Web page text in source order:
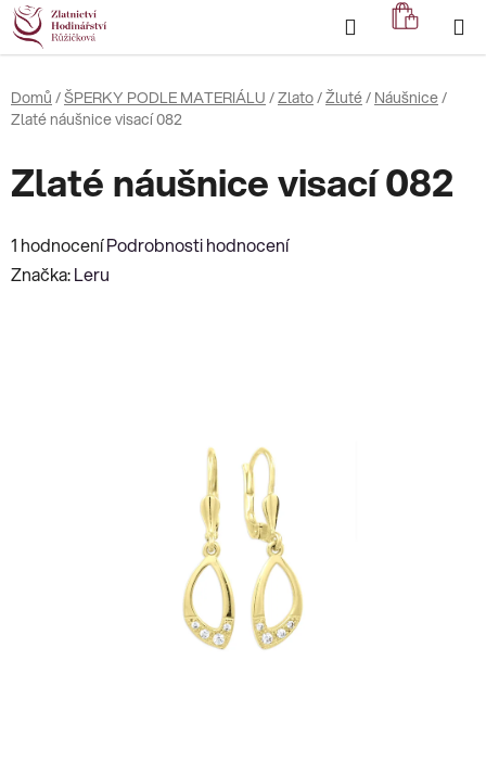
Přejít
na
obsah
Hledat
KOŠÍK
Domů /ŠPERKY PODLE MATERIÁLU /Zlato/Žluté/ Náušnice/
Zlaté náušnice visací 082
Zlaté náušnice visací 082
Průměrné
hodnocení
1 hodnoceníPodrobnosti hodnocení
Značka:Leru